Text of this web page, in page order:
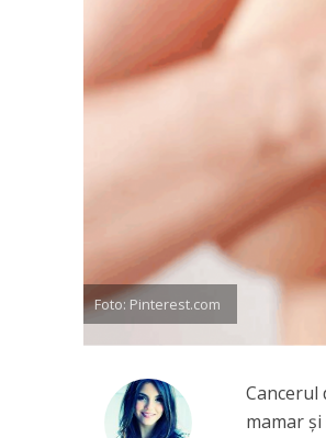
Foto: Pinterest.com
Cancerul
mamar